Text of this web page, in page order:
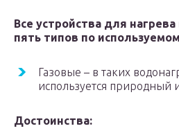
Все устройства для
пять типов по
Газовые – в таких
используется природный
Достоинства: